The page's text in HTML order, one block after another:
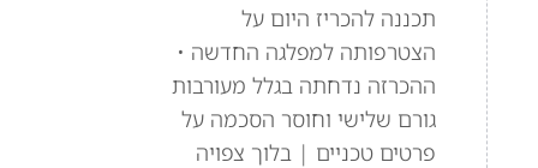
תכננה להכריז היום על
הצטרפותה למפלגה החדשה •
ההכרזה נדחתה בגלל מעורבות
גורם שלישי וחוסר הסכמה על
פרטים טכניים | בלוך צפויה